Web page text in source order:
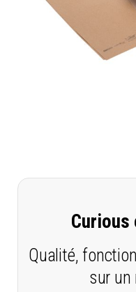
Curious
Qualité,
sur un